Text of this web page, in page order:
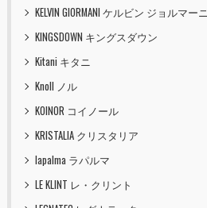
KELVIN GIORMANI ケルビン ジョルマーニ
KINGSDOWN キングスダウン
Kitani キタニ
Knoll ノル
KOINOR コイノール
KRISTALIA クリスタリア
lapalma ラパルマ
LE KLINT レ・クリント